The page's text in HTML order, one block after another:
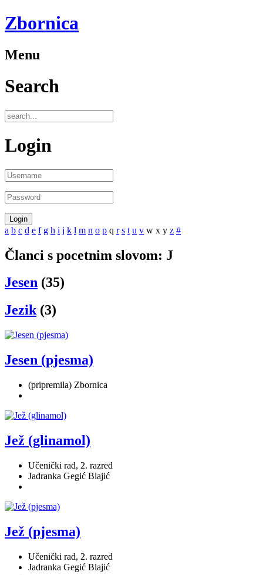
Zbornica
Menu
Search
Login
a b c d e f g h i j k l m n o p q r s t u v w x y z #
Članci s pocetnim slovom: J
Jesen (35)
Jezik (3)
Jesen (pjesma)
(pripremila) Zbornica
Jež (glinamol)
Učenički rad, 2. razred
Jadranka Gegić Blajić
Jež (pjesma)
Učenički rad, 2. razred
Jadranka Gegić Blajić